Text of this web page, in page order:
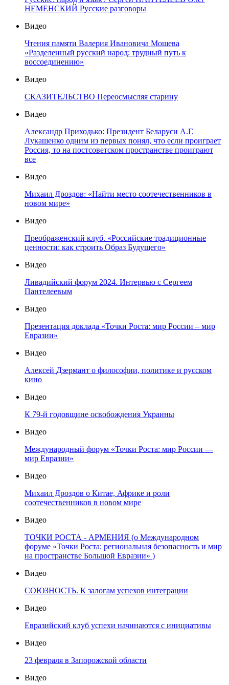
НЕМЕНСКИЙ Русские разговоры
Видео
Чтения памяти Валерия Ивановича Мошева
«Разделенный русский народ: трудный путь к
воссоединению»
Видео
СКАЗИТЕЛЬСТВО Переосмысляя старину
Видео
Александр Приходько: Президент Беларуси А.Г.
Лукашенко одним из первых понял, что если проиграет
Россия, то на постсоветском пространстве проиграют
все
Видео
Михаил Дроздов: «Найти место соотечественников в
новом мире»
Видео
Преображенский клуб. «Российские традиционные
ценности: как строить Образ Будущего»
Видео
Ливадийский форум 2024. Интервью с Сергеем
Пантелеевым
Видео
Презентация доклада «Точки Роста: мир России – мир
Евразии»
Видео
Алексей Дзермант о философии, политике и русском
кино
Видео
К 79-й годовщине освобождения Украины
Видео
Международный форум «Точки Роста: мир России —
мир Евразии»
Видео
Михаил Дроздов о Китае, Африке и роли
соотечественников в новом мире
Видео
ТОЧКИ РОСТА - АРМЕНИЯ (о Международном
форуме «Точки Роста: региональная безопасность и мир
на пространстве Большой Евразии» )
Видео
СОЮЗНОСТЬ. К залогам успехов интеграции
Видео
Евразийский клуб успехи начинаются с инициативы
Видео
23 февраля в Запорожской области
Видео